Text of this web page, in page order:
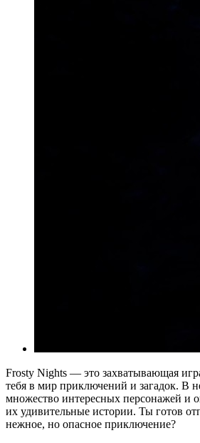
Frosty Nights — это захватывающая
тебя в мир приключений и загадок. В
множество интересных персонажей и
их удивительные истории. Ты готов
нежное, но опасное приключение?